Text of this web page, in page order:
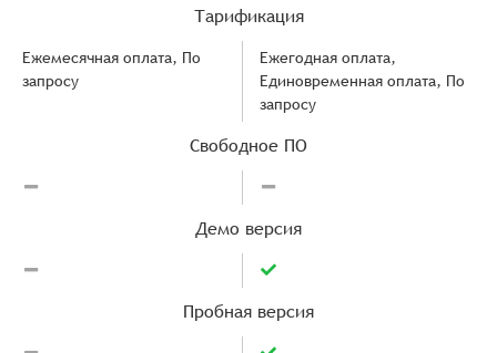
Тарификация
Ежемесячная оплата, По
запросу
Ежегодная оплата,
Единовременная оплата, По
запросу
Свободное ПО
Демо версия
Пробная версия